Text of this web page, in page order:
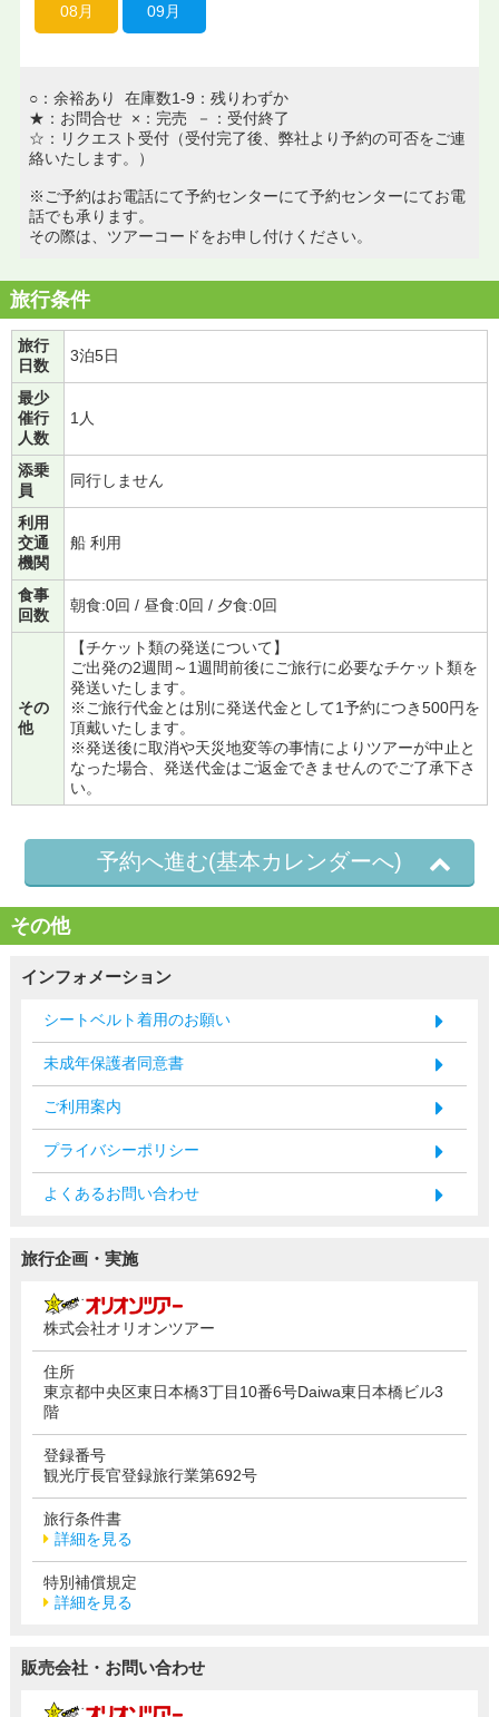
08月 09月
○：余裕あり 在庫数1-9：残りわずか
★：お問合せ ×：完売 －：受付終了
☆：リクエスト受付（受付完了後、弊社より予約の可否をご連
絡いたします。）
※ご予約はお電話にて予約センターにて予約センターにてお電
話でも承ります。
その際は、ツアーコードをお申し付けください。
旅行条件
旅行
日数
3泊5日
最少
催行
人数
1人
添乗
員
同行しません
利用
交通
機関
船 利用
食事
回数
朝食:0回 / 昼食:0回 / 夕食:0回
その
他
【チケット類の発送について】
ご出発の2週間～1週間前後にご旅行に必要なチケット類を
発送いたします。
※ご旅行代金とは別に発送代金として1予約につき500円を
頂戴いたします。
※発送後に取消や天災地変等の事情によりツアーが中止と
なった場合、発送代金はご返金できませんのでご了承下さ
い。
予約へ進む(基本カレンダーへ)
その他
インフォメーション
シートベルト着用のお願い
未成年保護者同意書
ご利用案内
プライバシーポリシー
よくあるお問い合わせ
旅行企画・実施
株式会社オリオンツアー
住所
東京都中央区東日本橋3丁目10番6号Daiwa東日本橋ビル3
階
登録番号
観光庁長官登録旅行業第692号
旅行条件書
詳細を見る
特別補償規定
詳細を見る
販売会社・お問い合わせ